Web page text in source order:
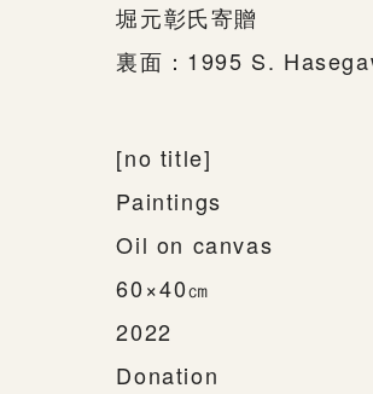
堀元彰氏寄贈
裏面：1995 S.
[no title]
Paintings
Oil on canvas
60×40㎝
2022
Donation